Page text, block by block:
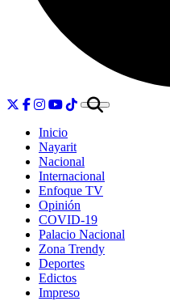
Inicio
Nayarit
Nacional
Internacional
Enfoque TV
Opinión
COVID-19
Palacio Nacional
Zona Trendy
Deportes
Edictos
Impreso